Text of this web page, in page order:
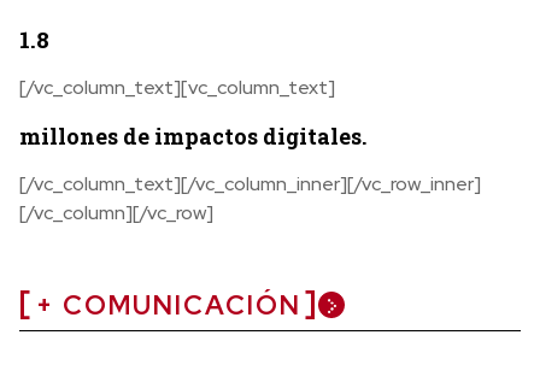
1.8
[/vc_column_text][vc_column_text]
millones de impactos digitales.
[/vc_column_text][/vc_column_inner][/vc_row_inner]
[/vc_column][/vc_row]
+ COMUNICACIÓN